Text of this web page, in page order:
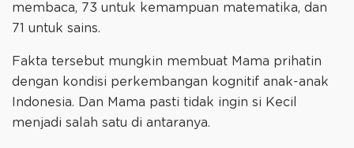
membaca, 73 untuk kemampuan matematika, dan
71 untuk sains.
Fakta tersebut mungkin membuat Mama prihatin
dengan kondisi perkembangan kognitif anak-anak
Indonesia. Dan Mama pasti tidak ingin si Kecil
menjadi salah satu di antaranya.